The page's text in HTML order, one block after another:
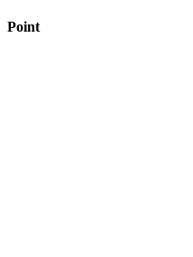
Point